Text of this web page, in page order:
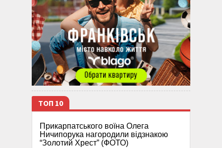
ТОП 10
Прикарпатського воїна Олега
Ничипорука нагородили відзнакою
“Золотий Хрест” (ФОТО)